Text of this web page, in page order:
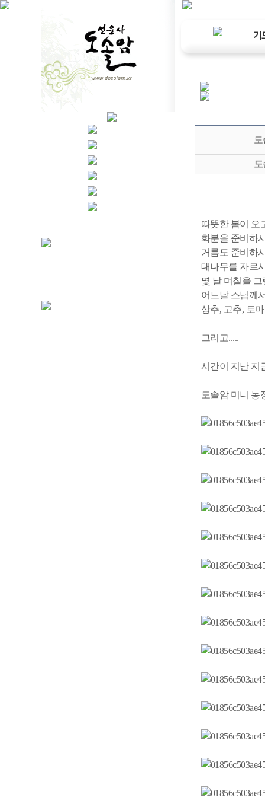
따뜻한 봄이 오
화분을 준비하
거름도 준비하
대나무를 자르
몇 날 며칠을
어느날 스님께
상추, 고추, 토
그리고.....
시간이 지난 지
도솔암 미니 농